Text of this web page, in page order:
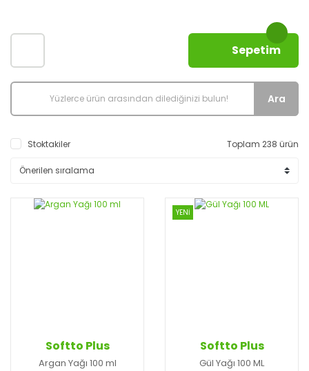
Ara
Sepetim
Stoktakiler Toplam 238 ürün
Softto Plus
Argan Yağı 100 ml
YENİ
Softto Plus
Gül Yağı 100 ML